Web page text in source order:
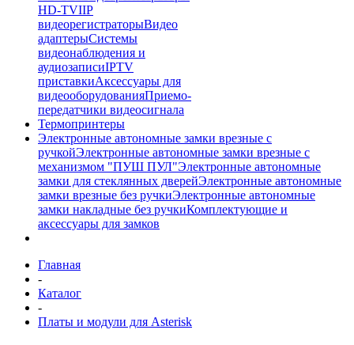
HD-TVIIP
видеорегистраторыВидео
адаптерыСистемы
видеонаблюдения и
аудиозаписиIPTV
приставкиАксессуары для
видеооборудованияПриемо-
передатчики видеосигнала
Термопринтеры
Электронные автономные замки врезные с
ручкойЭлектронные автономные замки врезные с
механизмом "ПУШ ПУЛ"Электронные автономные
замки для стеклянных дверейЭлектронные автономные
замки врезные без ручкиЭлектронные автономные
замки накладные без ручкиКомплектующие и
аксессуары для замков
Главная
-
Каталог
-
Платы и модули для Asterisk